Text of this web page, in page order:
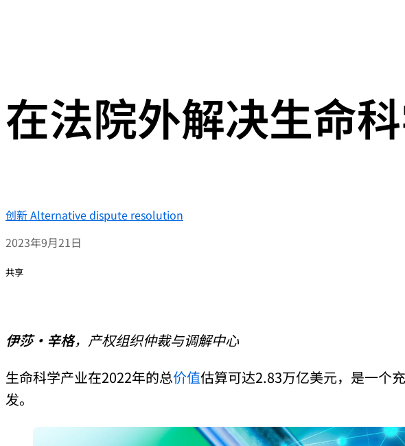
在法院外解决生命
创新Alternative dispute resolution
2023年9月21日
共享
伊莎·辛格，产权组织仲裁与调解中心
生命科学产业在2022年的总价值估算可达2.83万亿美元，是一个
发。